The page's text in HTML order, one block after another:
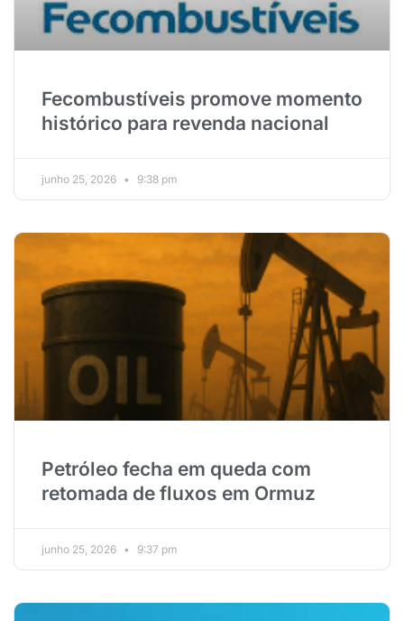
Fecombustíveis promove momento
histórico para revenda nacional
junho 25, 2026 9:38 pm
Petróleo fecha em queda com
retomada de fluxos em Ormuz
junho 25, 2026 9:37 pm